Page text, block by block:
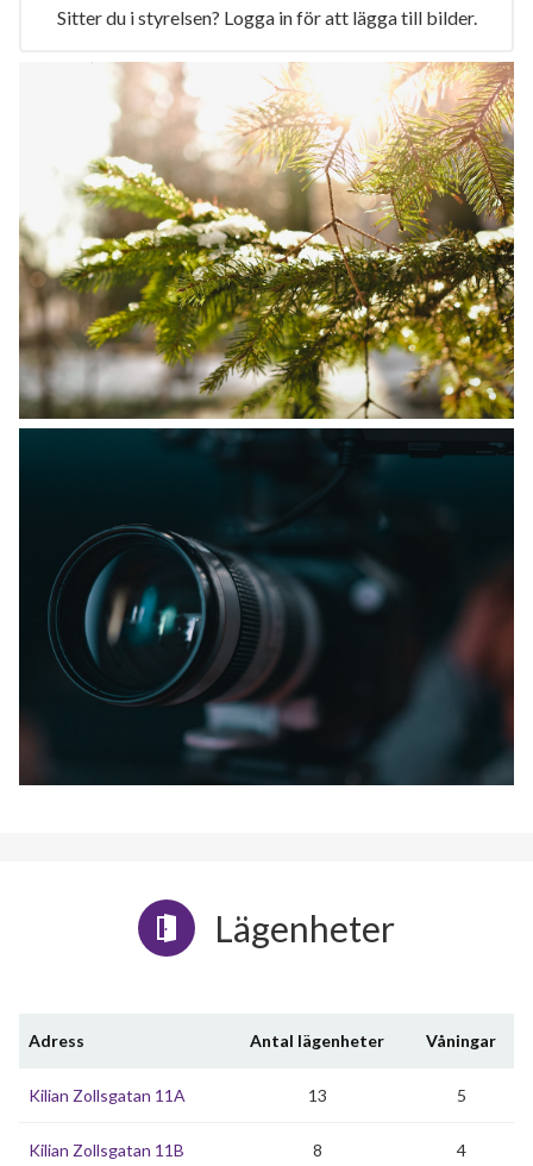
Sitter du i styrelsen? Logga in för att lägga till bilder.
Lägenheter
Adress Antal lägenheter Våningar
Kilian Zollsgatan 11A 13 5
Kilian Zollsgatan 11B 8 4